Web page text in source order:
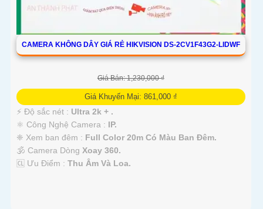
CAMERA KHÔNG DÂY GIÁ RẺ HIKVISION DS-2CV1F43G2-LIDWF
Giá Bán: 1,230,000 ₫
Giá Khuyến Mại: 861,000 ₫
️⚡ Độ sắc nét : Ultra 2k + .
⚛️ Công Nghệ Camera : IP.
❈ Xem ban đêm : Full Color 20m Có Màu Ban Ðêm.
🕉️ Camera Dòng Xoay 360.
️🆑 Ưu Điểm : Thu Âm Và Loa.